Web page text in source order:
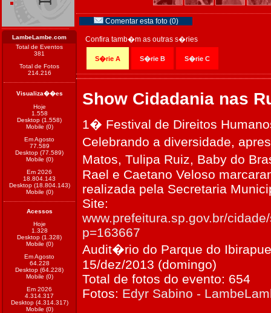
LambeLambe.com
Total de Eventos
381
Total de Fotos
214.216
Visualiza��es
Hoje
1.558
Desktop (1.558)
Mobile (0)
Em Agosto
77.589
Desktop (77.589)
Mobile (0)
Em 2026
18.804.143
Desktop (18.804.143)
Mobile (0)
Acessos
Hoje
1.328
Desktop (1.328)
Mobile (0)
Em Agosto
64.228
Desktop (64.228)
Mobile (0)
Em 2026
4.314.317
Desktop (4.314.317)
Mobile (0)
Comentar esta foto (0)
Confira tamb�m as outras s�ries
S�rie A S�rie B S�rie C
Show Cidadania nas
1� Festival de Direitos
Celebrando a diversidade,
Matos, Tulipa Ruiz, Baby do
Rael e Caetano Veloso
realizada pela Secretaria
Site:
www.prefeitura.sp.gov.br/
p=163667
Audit�rio do Parque do
15/dez/2013 (domingo)
Total de fotos do evento: 654
Fotos: Edyr Sabino -